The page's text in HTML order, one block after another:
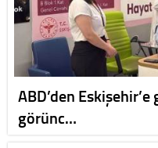
ABD’den
görünc…